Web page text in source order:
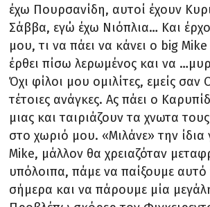
έχω Πουρσανίδη, αυτοί έχουν
Σάββα, εγώ έχω Νιόπλια… Και
μου, τι να πάει να κάνει ο big Mike
έρθει πίσω λερωμένος και να
Όχι φίλοι μου ομιλίτες, εμείς
τέτοιες ανάγκες. Ας πάει ο
μιας και ταιριάζουν τα χνωτα
στο χωριό μου. «Μιλάνε» την
Mike, μάλλον θα χρειαζόταν
υπόλοιπα, πάμε να παίξουμε
σήμερα και να πάρουμε μία